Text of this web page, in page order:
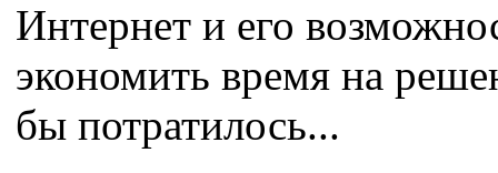
Интернет и его
экономить время на
бы потратилось...